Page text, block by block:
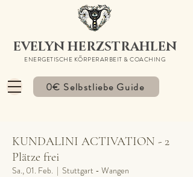
ENERGETISCHE KÖRPERARBEIT & COACHING
EVELYN HERZSTRAHLEN
0€ Selbstliebe Guide
KUNDALINI ACTIVATION - 2
Plätze frei
Sa., 01. Feb.
  |
Stuttgart - Wangen